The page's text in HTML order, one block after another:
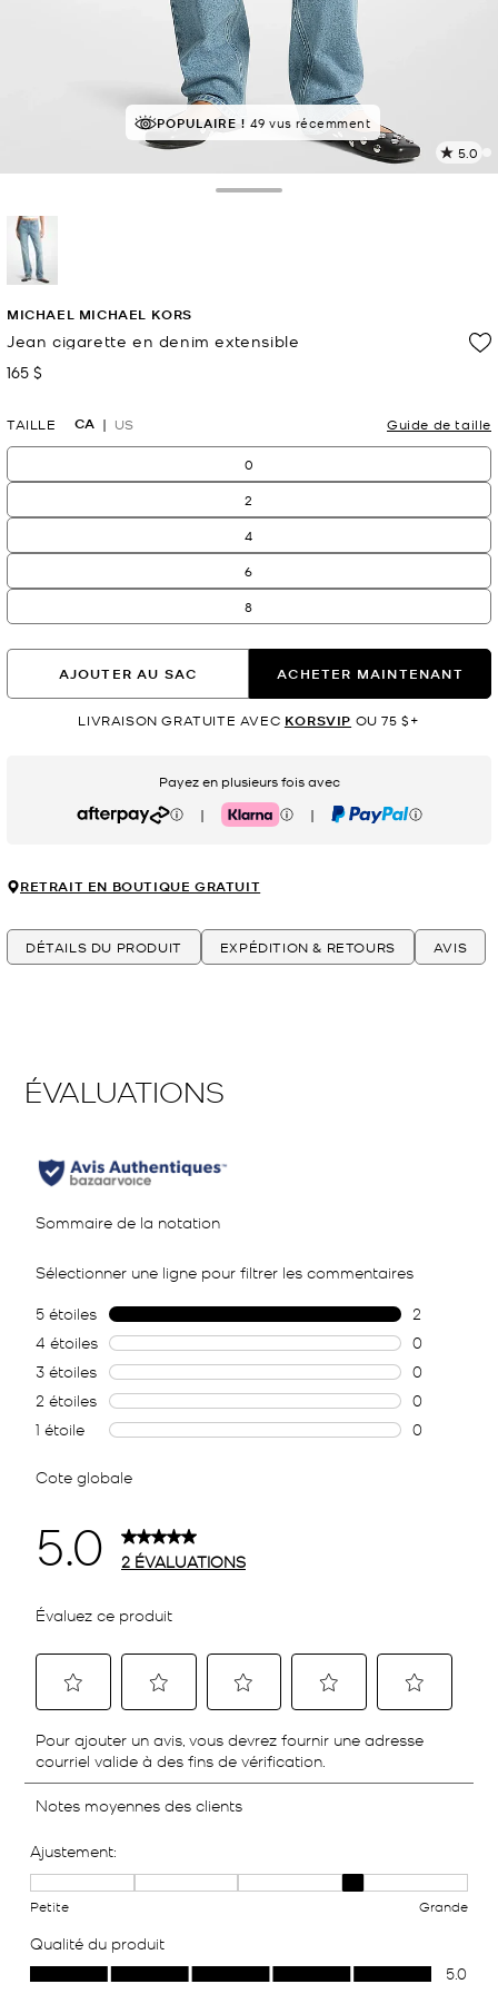
POPULAIRE ! 49 vus récemment
5.0
MICHAEL MICHAEL KORS
Jean cigarette en denim extensible
maintenant
165 $
TAILLE CA US Guide de taille
0
2
4
6
8
AJOUTER AU SAC ACHETER MAINTENANT
LIVRAISON GRATUITE AVEC KORSVIP OU 75 $+
Payez en plusieurs fois avec
Afterpay | Klarna | PayPal
RETRAIT EN BOUTIQUE GRATUIT
DÉTAILS DU PRODUIT EXPÉDITION & RETOURS AVIS